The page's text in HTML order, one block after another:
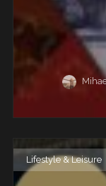
Lifestyle & Leisure